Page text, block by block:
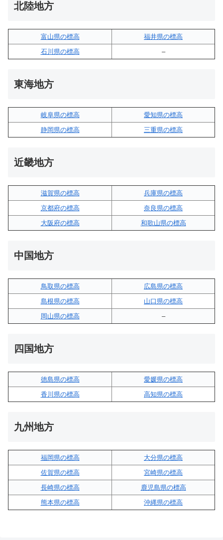
北陸地方
富山県の標高
福井県の標高
石川県の標高
–
東海地方
岐阜県の標高
愛知県の標高
静岡県の標高
三重県の標高
近畿地方
滋賀県の標高
兵庫県の標高
京都府の標高
奈良県の標高
大阪府の標高
和歌山県の標高
中国地方
鳥取県の標高
広島県の標高
島根県の標高
山口県の標高
岡山県の標高
–
四国地方
徳島県の標高
愛媛県の標高
香川県の標高
高知県の標高
九州地方
福岡県の標高
大分県の標高
佐賀県の標高
宮崎県の標高
長崎県の標高
鹿児島県の標高
熊本県の標高
沖縄県の標高